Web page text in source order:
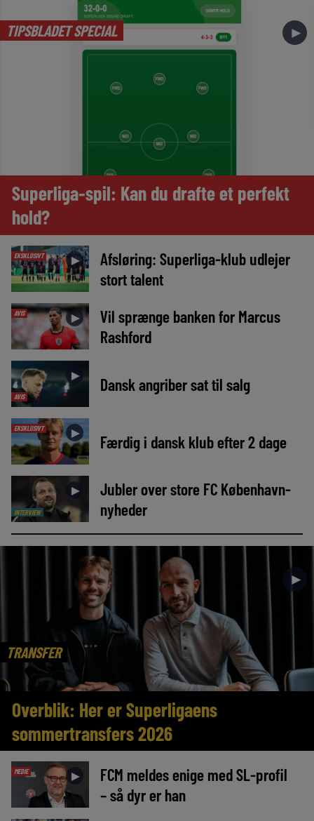
TIPSBLADET SPECIAL ►
Superliga-spil: Kan du drafte et perfekt
hold?
EKSKLUSIVT ►
Afsløring: Superliga-klub udlejer
stort talent
AVIS ►
Vil sprænge banken for Marcus
Rashford
AVIS
► Dansk angriber sat til salg
EKSKLUSIVT ► Færdig i dansk klub efter 2 dage
INTERVIEW
►
Jubler over store FC København-
nyheder
TRANSFER
►
Overblik: Her er Superligaens
sommertransfers 2026
MEDIE ►
FCM meldes enige med SL-profil
– så dyr er han